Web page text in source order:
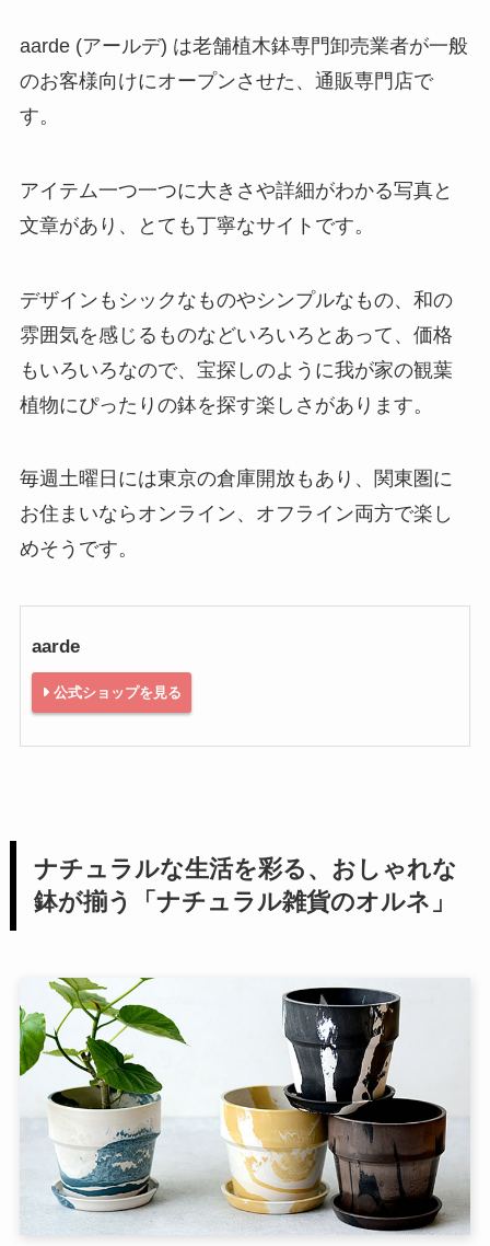
aarde (アールデ) は老舗植木鉢専門卸売業者が一般
のお客様向けにオープンさせた、通販専門店で
す。
アイテム一つ一つに大きさや詳細がわかる写真と
文章があり、とても丁寧なサイトです。
デザインもシックなものやシンプルなもの、和の
雰囲気を感じるものなどいろいろとあって、価格
もいろいろなので、宝探しのように我が家の観葉
植物にぴったりの鉢を探す楽しさがあります。
毎週土曜日には東京の倉庫開放もあり、関東圏に
お住まいならオンライン、オフライン両方で楽し
めそうです。
aarde
公式ショップを見る
ナチュラルな生活を彩る、おしゃれな
鉢が揃う「ナチュラル雑貨のオルネ」